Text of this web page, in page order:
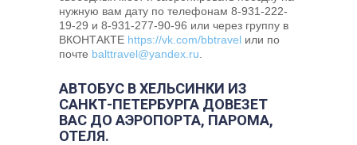
нужную вам дату по телефонам 8-931-222-
19-29 и 8-931-277-90-96 или через группу в
ВКОНТАКТЕ https://vk.com/bbtravel или по
почте balttravel@yandex.ru
АВТОБУС В ХЕЛЬСИНКИ ИЗ
САНКТ-ПЕТЕРБУРГА ДОВЕЗЕТ
ВАС ДО АЭРОПОРТА, ПАРОМА,
ОТЕЛЯ.